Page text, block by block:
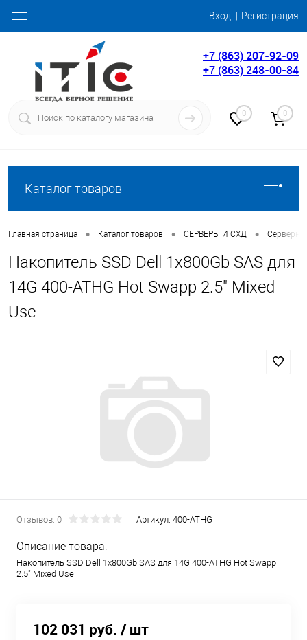
Вход Регистрация
+7 (863) 207-92-09
+7 (863) 248-00-84
0 0
Каталог товаров
Главная страница • Каталог товаров • СЕРВЕРЫ И СХД •
Накопитель SSD Dell 1x800Gb SAS для
14G 400-ATHG Hot Swapp 2.5" Mixed
Use
Отзывов: 0 Артикул: 400-ATHG
Описание товара:
Накопитель SSD Dell 1x800Gb SAS для 14G 400-ATHG Hot Swapp
2.5" Mixed Use
102 031 руб. / шт